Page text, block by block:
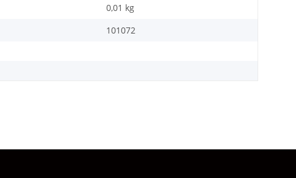
0,01 kg
101072